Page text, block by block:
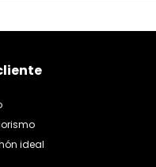
ideal